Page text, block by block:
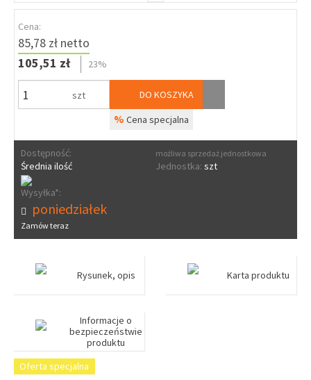
Cena:
85,78 zł netto
105,51 zł
23%
szt DO KOSZYKA
% Cena specjalna
Dostępność:
Średnia ilość
możliwa sprzedaż jednostkowa
Jednostka: szt
Wysyłka*:
poniedziałek
Zamów teraz
Rysunek, opis Karta produktu
Informacje o
bezpieczeństwie
produktu
Oferta specjalna